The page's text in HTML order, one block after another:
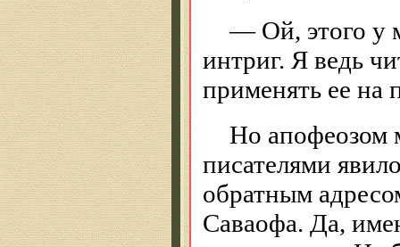
— Ой, этого у
интриг. Я ведь
применять ее на
Но апофеозом
писателями
обратным
Саваофа. Да,